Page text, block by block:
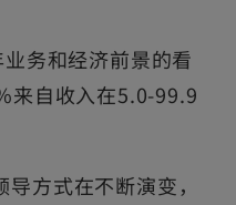
务和经济前景的看
来自收入在5.0-99.9
方式在不断演变，